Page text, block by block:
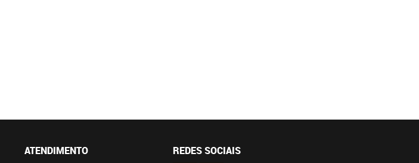
ATENDIMENTO REDES SOCIAIS